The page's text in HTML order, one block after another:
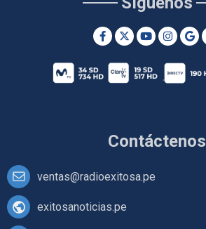
Contáctenos
ventas@radioexitosa.pe
exitosanoticias.pe